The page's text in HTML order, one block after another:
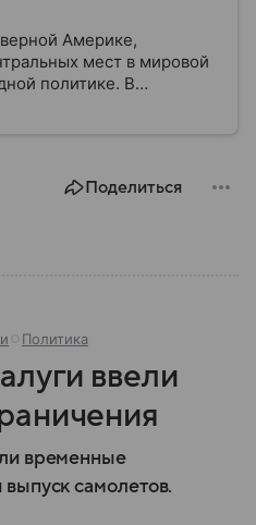
Америке,
мест в мировой
политике. В
об этой стране.
Поделиться
Политика
ввели
временные
самолетов.